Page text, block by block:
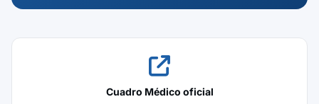
Cuadro Médico oficial